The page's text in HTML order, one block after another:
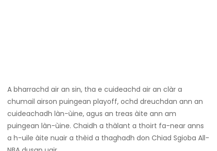
A bharrachd air an sin, tha e cuideachd air an clàr a
chumail airson puingean playoff, ochd dreuchdan ann an
cuideachadh làn-ùine, agus an treas àite ann am
puingean làn-ùine. Chaidh a thàlant a thoirt fa-near anns
a h-uile àite nuair a thèid a thaghadh don Chiad Sgioba All-